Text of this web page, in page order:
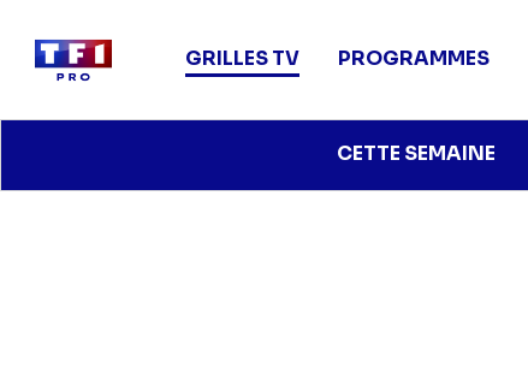
contenu
navigation
GRILLES TV
CETTE SEMAINE
PROGRAMMES